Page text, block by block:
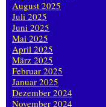
August 2025
Juli 2025
Juni 2025
Mai 2025
April 2025
März 2025
Februar 2025
Januar 2025
Dezember 2024
November 2024